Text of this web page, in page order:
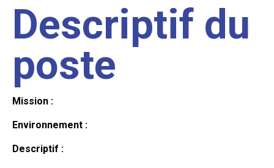
Descriptif du
poste
Mission :
Environnement :
Descriptif :